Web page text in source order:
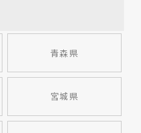
青森県
宮城県